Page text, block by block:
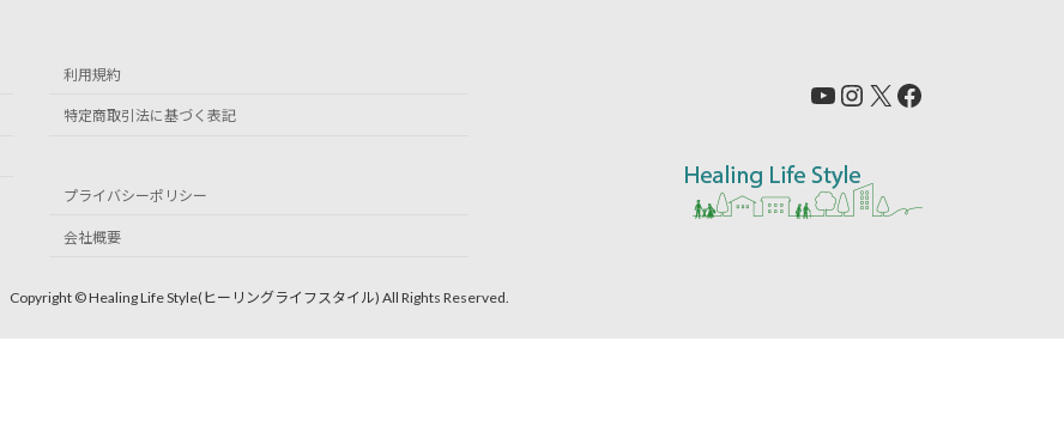
利用規約
特定商取引法に基づく表記
プライバシーポリシー
会社概要
Copyright © Healing Life Style(ヒーリングライフスタイル) All Rights Reserved.